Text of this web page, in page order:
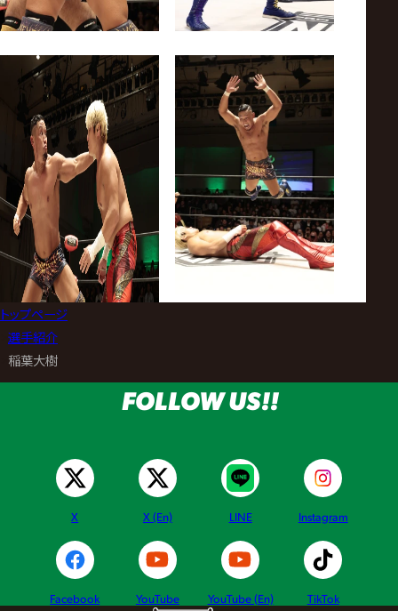
トップページ
選手紹介
稲葉大樹
FOLLOW US!!
X X (En) LINE Instagram
Facebook YouTube YouTube (En) TikTok